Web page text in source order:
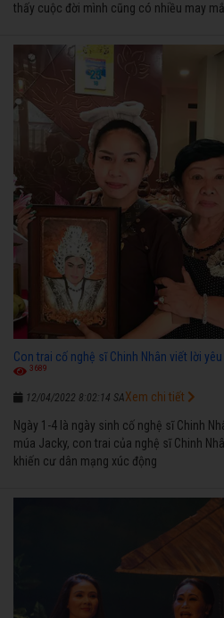
thấy cuộc đời mình cũng có nhiều may
ngược nhận được những cơ may để từng
diễn”.
Con trai cố nghệ sĩ Chinh Nhân viết lời
3689
12/04/2022 8:02:14 SA
Ngày 1-4 là ngày sinh cố nghệ sĩ Chinh
múa Jacky, con trai của nghệ sĩ Chinh
khiến cư dân mạng xúc động
Xem chi tiết